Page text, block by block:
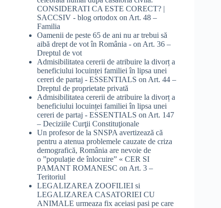
CONSIDERATI CA ESTE CORECT? |
SACCSIV - blog ortodox on Art. 48 –
Familia
Oamenii de peste 65 de ani nu ar trebui să
aibă drept de vot în România - on Art. 36 –
Dreptul de vot
Admisibilitatea cererii de atribuire la divorț a
beneficiului locuinței familiei în lipsa unei
cereri de partaj - ESSENTIALS on Art. 44 –
Dreptul de proprietate privată
Admisibilitatea cererii de atribuire la divorț a
beneficiului locuinței familiei în lipsa unei
cereri de partaj - ESSENTIALS on Art. 147
– Deciziile Curţii Constituţionale
Un profesor de la SNSPA avertizează că
pentru a atenua problemele cauzate de criza
demografică, România are nevoie de
o ”populație de înlocuire” « CER SI
PAMANT ROMANESC on Art. 3 –
Teritoriul
LEGALIZAREA ZOOFILIEI si
LEGALIZAREA CASATORIEI CU
ANIMALE urmeaza fix aceiasi pasi pe care